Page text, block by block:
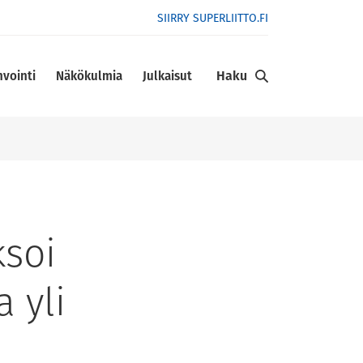
SIIRRY SUPERLIITTO.FI
Näkökulmia Julkaisut Haku
yli